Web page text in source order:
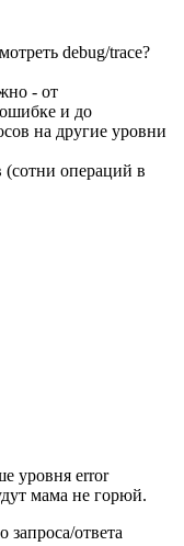
debug/trace?
- от
и до
на другие уровни
операций в
уровня error
мама не горюй.
ответа